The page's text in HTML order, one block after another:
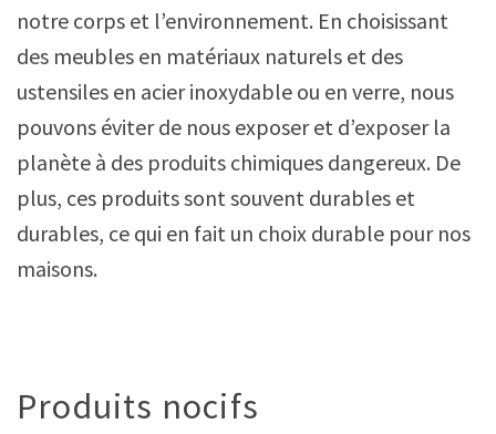
notre corps et l’environnement. En choisissant
des meubles en matériaux naturels et des
ustensiles en acier inoxydable ou en verre, nous
pouvons éviter de nous exposer et d’exposer la
planète à des produits chimiques dangereux. De
plus, ces produits sont souvent durables et
durables, ce qui en fait un choix durable pour nos
maisons.
Produits nocifs